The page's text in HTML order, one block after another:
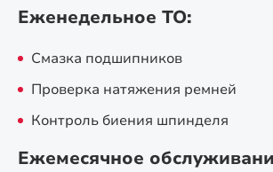
Еженедельное ТО:
Смазка подшипников
Проверка натяжения ремней
Контроль биения шпинделя
Ежемесячное